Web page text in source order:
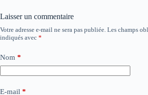
Laisser un commentaire
Votre adresse e-mail ne sera pas publiée. Les champs
indiqués avec *
Nom *
E-mail *